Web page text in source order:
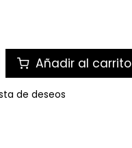
Añadir al carrito
de deseos